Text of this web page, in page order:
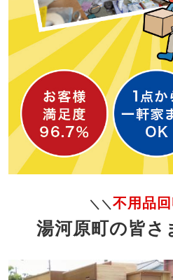
＼＼ 不用品
湯河原町の皆さ